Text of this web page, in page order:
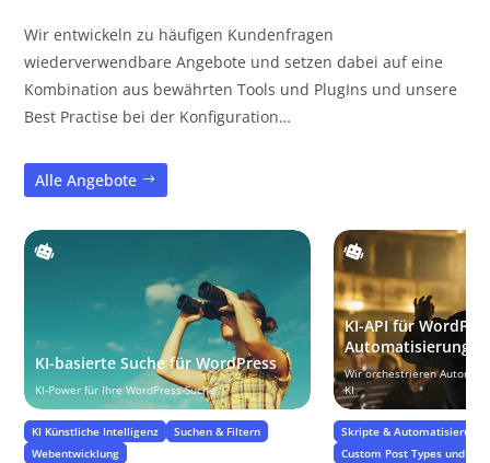
Wir entwickeln zu häufigen Kundenfragen
wiederverwendbare Angebote und setzen dabei auf eine
Kombination aus bewährten Tools und PlugIns und unsere
Best Practise bei der Konfiguration…
Alle Angebote
KI-basierte Suche für WordPress
KI-Power für Ihre WordPress-Suche
KI Künstliche Intelligenz
Suchen & Filtern
Webentwicklung
KI-API für
Automatisierung
Wir orchestrieren
KI
Skripte & Automatisierung
Custom Post Types und